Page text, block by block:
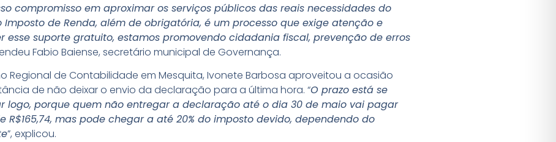
compromisso em aproximar os serviços públicos das reais necessidades do
de Renda, além de obrigatória, é um processo que exige atenção e
esse suporte gratuito, estamos promovendo cidadania fiscal, prevenção de erros
Fabio Baiense, secretário municipal de Governança.
Regional de Contabilidade em Mesquita, Ivonete Barbosa aproveitou a ocasião
de não deixar o envio da declaração para a última hora. “O prazo está se
logo, porque quem não entregar a declaração até o dia 30 de maio vai pagar
R$165,74, mas pode chegar a até 20% do imposto devido, dependendo do
”, explicou.